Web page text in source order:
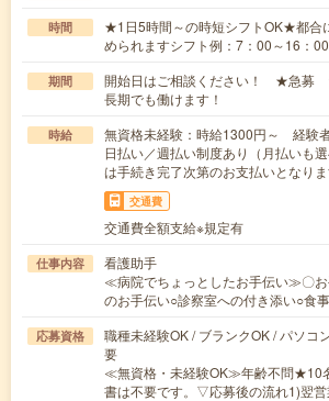
時間
★1日5時間～の時短シフトOK★都合
められますシフト例：7：00～16：
期間
開始日はご相談ください！ ★急募
長期でも働けます！
時給
無資格未経験：時給1300円～ 経
日払い／週払い制度あり（月払いも
は手続き完了次第のお支払いとなりま
交通費
交通費全額支給※規定有
仕事内容
看護助手
≪病院でちょっとしたお手伝い≫〇
のお手伝い○診察室への付き添い○食
応募資格
職種未経験OK / ブランクOK / パソコ
要
≪無資格・未経験OK≫年齢不問★10
書は不要です。▽応募後の流れ1)翌